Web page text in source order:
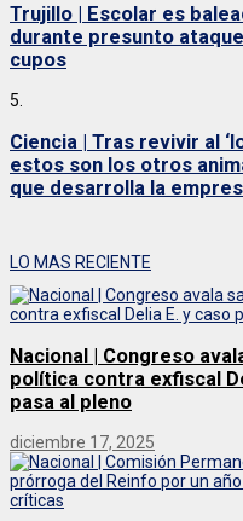
Trujillo | Escolar es
durante presunto
cupos
5.
Ciencia | Tras revivir al
estos son los otros
que desarrolla la
LO MAS RECIENTE
Nacional | Congreso
política contra exfiscal
pasa al pleno
diciembre 17, 2025